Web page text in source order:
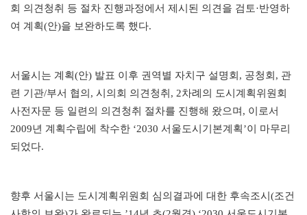
회 의견청취 등 절차 진행과정에서 제시된 의견을 검토·반영하
여 계획(안)을 보완하도록 했다.
서울시는 계획(안) 발표 이후 권역별 자치구 설명회 , 공청회 , 관
련 기관/부서 협의 , 시의회 의견청취 , 2차례의 도시계획위원회
사전자문 등 일련의 의견청취 절차를 진행해 왔으며 , 이로서
2009년 계획수립에 착수한 ‘2030 서울도시기본계획’이 마무리
되었다.
향후 서울시는 도시계획위원회 심의결과에 대한 후속조시 (조건